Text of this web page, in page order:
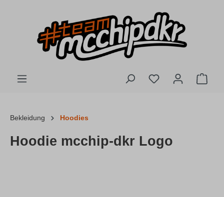
Du hast 0
Bekleidung Hoodies
Hoodie mcchip-dkr Logo